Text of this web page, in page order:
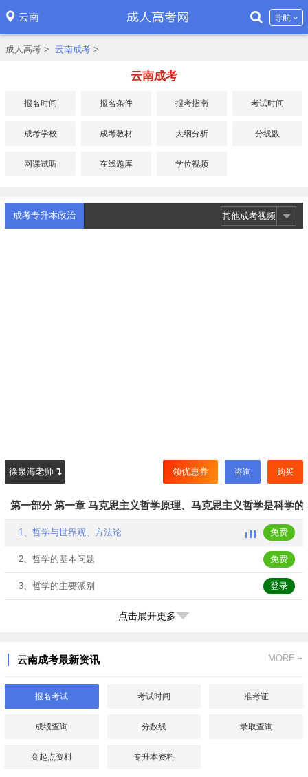
云南 导航
成人高考 > 云南成考 >
云南成考
报名时间 报名条件 报考指南 考试时间
成考学校 成考教材 大纲分析 分线数
网课试听 在线题库 学位视频
成考专升本政治 其他成考视频
徐泉海老师 领优惠券 咨询 购买
第一部分 第一章 马克思主义哲学原理、马克思主义哲学是科学
1、哲学与世界观、方法论 免费
2、哲学的基本问题 免费
3、哲学的主要派别 登录
4、马克思主义哲学的产生
6、马克思主义哲学是认识和改造世界的伟大工具
第二章 世界多样性与物质统一性
1、物质及其存在形态 1
点击展开更多
云南成考最新资讯 MORE +
报名考试 考试时间 准考证
成绩查询 分数线 录取查询
高起点资料 专升本资料